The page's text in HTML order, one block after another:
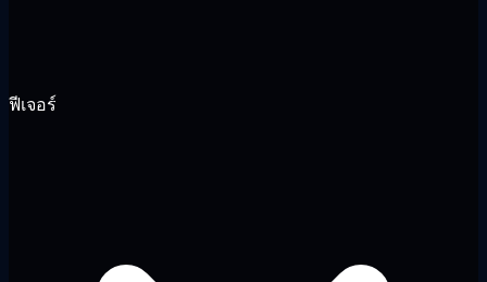
ฟีเจอร์